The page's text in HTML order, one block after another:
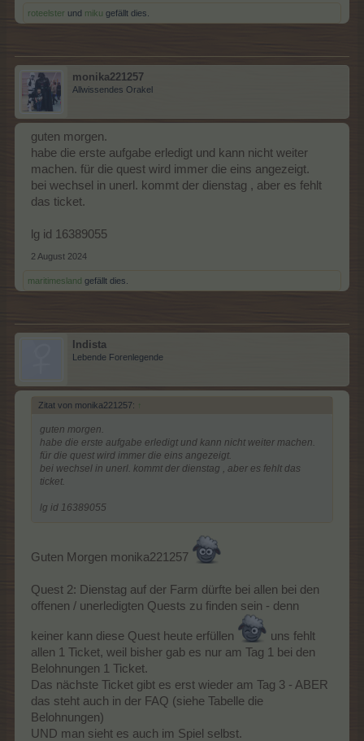
roteelster und miku gefällt dies.
monika221257
Allwissendes Orakel
guten morgen.
habe die erste aufgabe erledigt und kann nicht weiter
machen. für die quest wird immer die eins angezeigt.
bei wechsel in unerl. kommt der dienstag , aber es fehlt
das ticket.
lg id 16389055
2 August 2024
maritimesland gefällt dies.
Indista
Lebende Forenlegende
Zitat von monika221257: ↑
guten morgen.
habe die erste aufgabe erledigt und kann nicht weiter machen.
für die quest wird immer die eins angezeigt.
bei wechsel in unerl. kommt der dienstag , aber es fehlt das
ticket.
lg id 16389055
Guten Morgen monika221257
Quest 2: Dienstag auf der Farm dürfte bei allen bei den
offenen / unerledigten Quests zu finden sein - denn
keiner kann diese Quest heute erfüllen
uns fehlt
allen 1 Ticket, weil bisher gab es nur am Tag 1 bei den
Belohnungen 1 Ticket.
Das nächste Ticket gibt es erst wieder am Tag 3 - ABER
das steht auch in der FAQ (siehe Tabelle die
Belohnungen)
UND man sieht es auch im Spiel selbst.